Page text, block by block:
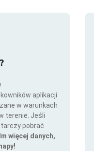
aplikacji
w warunkach
terenie. Jeśli
pobrać
Im więcej danych,